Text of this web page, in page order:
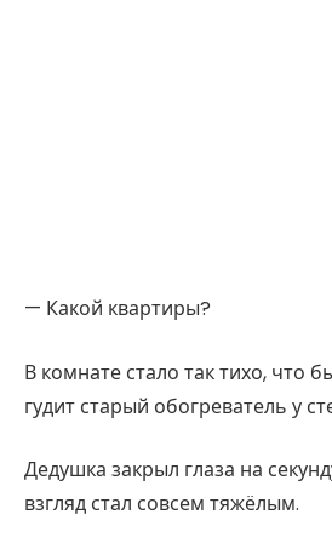
— Какой квартиры?
В комнате стало так тихо, что
гудит старый обогреватель у
Дедушка закрыл глаза на
взгляд стал совсем тяжёлым.